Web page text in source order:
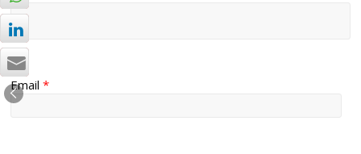
Email*